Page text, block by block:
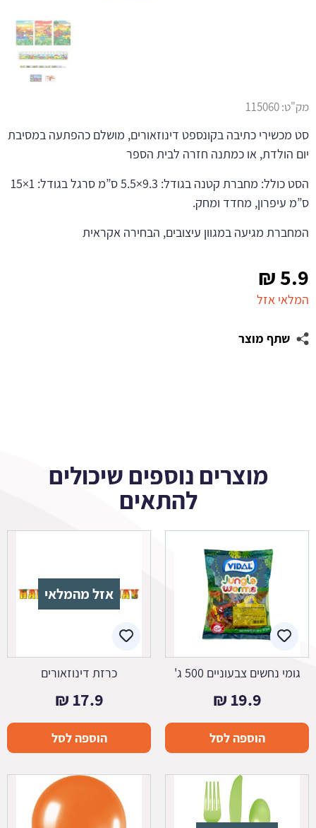
5.9
₪
המלאי אזל
שתף מוצר
מק"ט:115060
סט מכשירי כתיבה בקונספט דינוזאורים, מושלם כהפתעה במסיבת
יום הולדת, או כמתנה חזרה לבית הספר
הסט כולל: מחברת קטנה בגודל: 9.3×5.5 ס”מ סרגל בגודל: 1×15
ס”מ עיפרון, מחדד ומחק.
המחברת מגיעה במגוון עיצובים, הבחירה אקראית
מוצרים נוספים שיכולים
להתאים
גומי נחשים צבעוניים 500 ג'
19.9
₪
הוספה לסל
אזל מהמלאי
כרזת דינוזאורים
17.9
₪
הוספה לסל